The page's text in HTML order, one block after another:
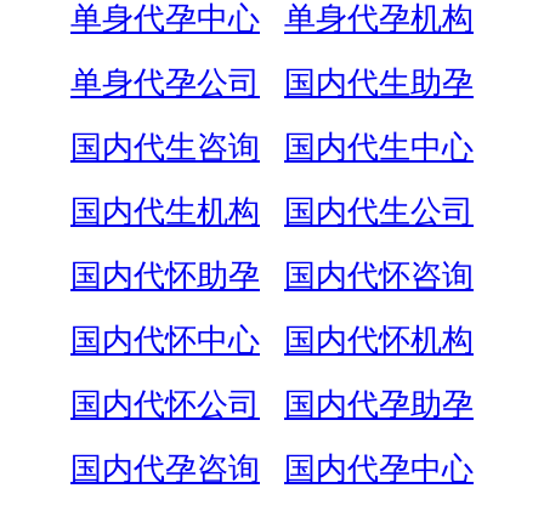
单身代孕中心
单身代孕机构
单身代孕公司
国内代生助孕
国内代生咨询
国内代生中心
国内代生机构
国内代生公司
国内代怀助孕
国内代怀咨询
国内代怀中心
国内代怀机构
国内代怀公司
国内代孕助孕
国内代孕咨询
国内代孕中心